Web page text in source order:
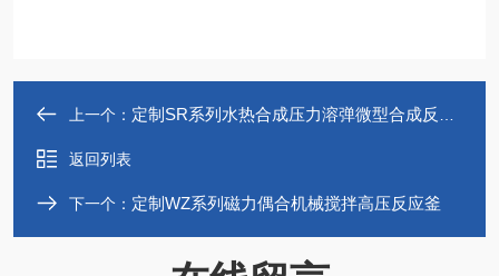
上一个： 定制SR系列水热合成压力溶弹微型合成反应釜
返回列表
下一个： 定制WZ系列磁力偶合机械搅拌高压反应釜